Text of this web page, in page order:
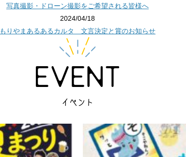
写真撮影・ドローン撮影をご希望される皆様へ
2024/04/18
もりやまあるあるカルタ 文言決定と賞のお知らせ
イベント